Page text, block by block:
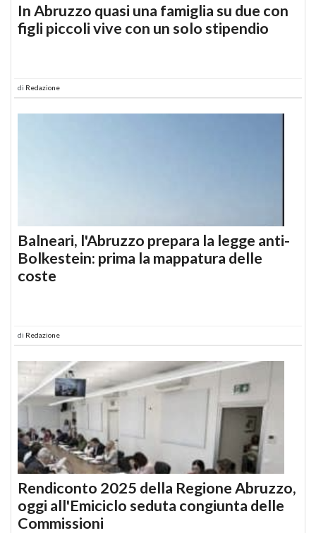
In Abruzzo quasi una famiglia su due con
figli piccoli vive con un solo stipendio
di Redazione
Balneari, l'Abruzzo prepara la legge anti-
Bolkestein: prima la mappatura delle
coste
di Redazione
Rendiconto 2025 della Regione Abruzzo,
oggi all'Emiciclo seduta congiunta delle
Commissioni